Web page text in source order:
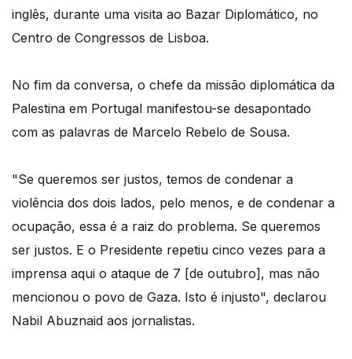
inglês, durante uma visita ao Bazar Diplomático, no
Centro de Congressos de Lisboa.
No fim da conversa, o chefe da missão diplomática da
Palestina em Portugal manifestou-se desapontado
com as palavras de Marcelo Rebelo de Sousa.
"Se queremos ser justos, temos de condenar a
violência dos dois lados, pelo menos, e de condenar a
ocupação, essa é a raiz do problema. Se queremos
ser justos. E o Presidente repetiu cinco vezes para a
imprensa aqui o ataque de 7 [de outubro], mas não
mencionou o povo de Gaza. Isto é injusto", declarou
Nabil Abuznaid aos jornalistas.